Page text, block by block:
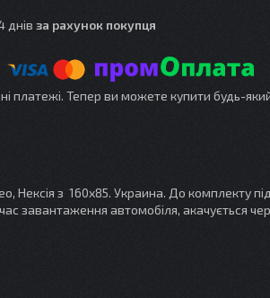
днів за рахунок покупця
платежі. Тепер ви можете купити будь-
з 160х85. Украина. До комплекту
завантаження автомобіля, акачується